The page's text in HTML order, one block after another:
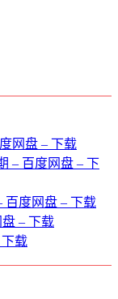
网盘 – 下载
– 百度网盘 – 下
百度网盘 – 下载
– 下载
载